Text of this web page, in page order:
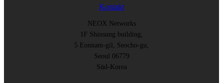
Kontakt
NEOX Networks
1F Shinsung building,
5 Eonnam-gil, Seocho-gu,
Seoul 06779
Süd-Korea